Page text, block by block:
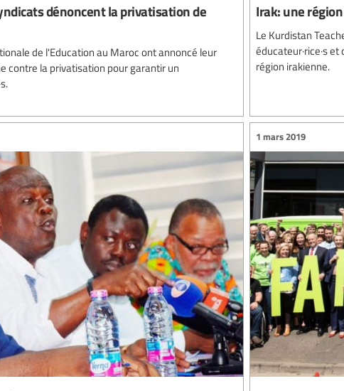
dénoncent la privatisation de
de l'Education au Maroc ont annoncé leur
contre la privatisation pour garantir un
Irak: une
Le Kurdistan
éducateur·rice·s
région irakienne.
1 mars 2019